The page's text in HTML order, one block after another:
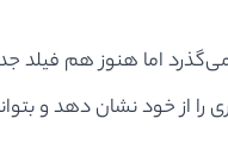
می‌گذرد اما هنوز هم
را از خود نشان دهد و